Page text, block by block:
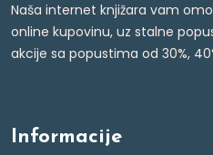
Naša internet knjižara vam
online kupovinu, uz stalne
akcije sa popustima od 30%,
Informacije